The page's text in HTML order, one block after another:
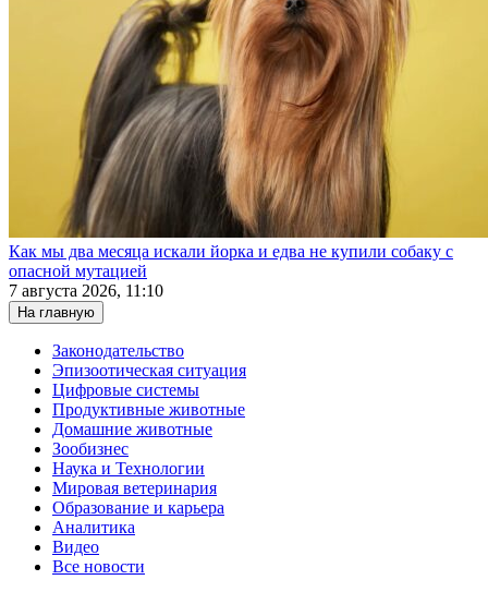
Как мы два месяца искали йорка и едва не купили собаку с
опасной мутацией
7 августа 2026, 11:10
На главную
Законодательство
Эпизоотическая ситуация
Цифровые системы
Продуктивные животные
Домашние животные
Зообизнес
Наука и Технологии
Мировая ветеринария
Образование и карьера
Аналитика
Видео
Все новости